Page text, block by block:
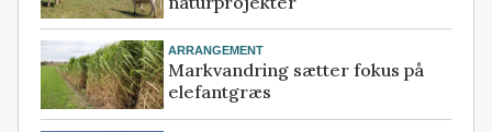
ARRANGEMENT
Markvandring sætter fokus på
elefantgræs